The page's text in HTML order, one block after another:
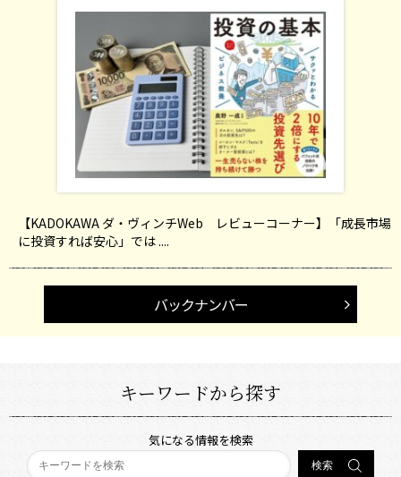
【KADOKAWA ダ・ヴィンチWeb レビューコーナー】「成長市場
に投資すれば安心」では ....
バックナンバー
キーワードから探す
気になる情報を検索